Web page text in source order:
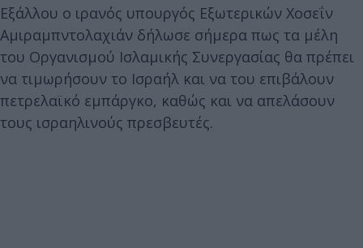
Εξάλλου ο ιρανός υπουργός Εξωτερικών Χοσεΐν
Αμιραμπντολαχιάν δήλωσε σήμερα πως τα μέλη
του Οργανισμού Ισλαμικής Συνεργασίας θα πρέπει
να τιμωρήσουν το Ισραήλ και να του επιβάλουν
πετρελαϊκό εμπάργκο, καθώς και να απελάσουν
τους ισραηλινούς πρεσβευτές.